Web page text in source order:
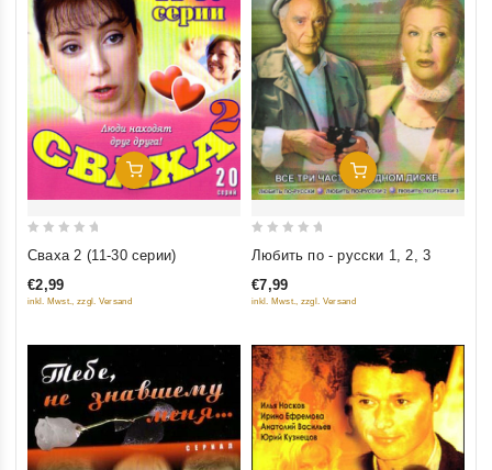
Добавить В Корзину
of
Сваха 2 (11-30 серии)
€2,99
inkl. Mwst., zzgl. Versand
Добавить В Корзину
of
Любить по - русски 1, 2, 3
€7,99
inkl. Mwst., zzgl. Versand